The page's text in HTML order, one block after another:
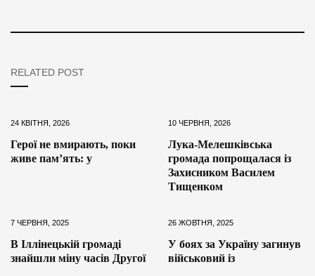
RELATED POST
24 КВІТНЯ, 2026
Герої не вмирають, поки
живе пам’ять: у
10 ЧЕРВНЯ, 2026
Лука-Мелешківська
громада попрощалася із
Захисником Василем
Тищенком
7 ЧЕРВНЯ, 2025
В Іллінецькій громаді
знайшли міну часів Другої
26 ЖОВТНЯ, 2025
У боях за Україну загинув
військовий із